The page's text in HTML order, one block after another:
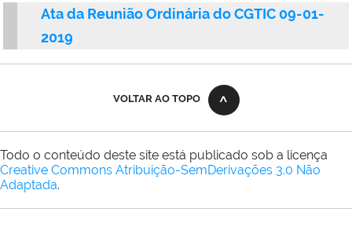
Atada Reunião Ordinária doCGTIC 09-01-
2019
VOLTAR AO TOPO
Todo o conteúdo deste site está publicado sob a licença
Creative Commons Atribuição-SemDerivações 3.0 Não
Adaptada.